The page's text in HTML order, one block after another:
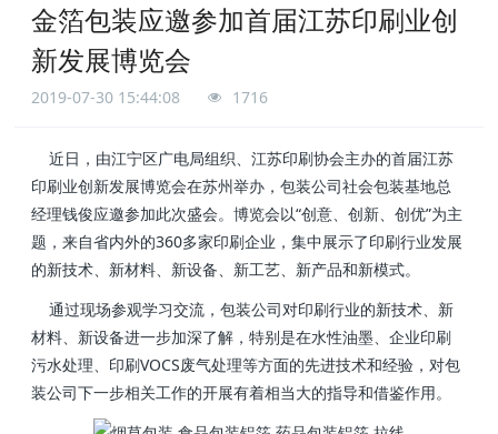
金箔包装应邀参加首届江苏印刷业创
新发展博览会
2019-07-30 15:44:08 1716
近日，由江宁区广电局组织、江苏印刷协会主办的首届江苏
印刷业创新发展博览会在苏州举办，包装公司社会包装基地总
经理钱俊应邀参加此次盛会。博览会以“创意、创新、创优”为主
题，来自省内外的360多家印刷企业，集中展示了印刷行业发展
的新技术、新材料、新设备、新工艺、新产品和新模式。
通过现场参观学习交流，包装公司对印刷行业的新技术、新
材料、新设备进一步加深了解，特别是在水性油墨、企业印刷
污水处理、印刷VOCS废气处理等方面的先进技术和经验，对包
装公司下一步相关工作的开展有着相当大的指导和借鉴作用。